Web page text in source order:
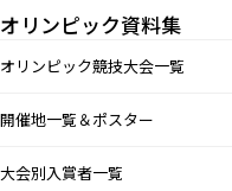
オリンピック資料集
オリンピック競技大会一覧
開催地一覧＆ポスター
大会別入賞者一覧